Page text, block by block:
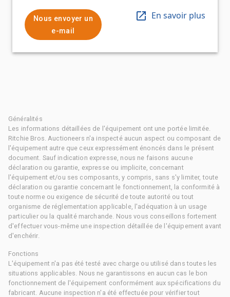
Nous envoyer un
e-mail
En savoir plus
Généralités
Les informations détaillées de l'équipement ont une portée limitée.
Ritchie Bros. Auctioneers n'a inspecté aucun aspect ou composant de
l'équipement autre que ceux expressément énoncés dans le présent
document. Sauf indication expresse, nous ne faisons aucune
déclaration ou garantie, expresse ou implicite, concernant
l'équipement et/ou ses composants, y compris, sans s'y limiter, toute
déclaration ou garantie concernant le fonctionnement, la conformité à
toute norme ou exigence de sécurité de toute autorité ou tout
organisme de réglementation applicable, l'adéquation à un usage
particulier ou la qualité marchande. Nous vous conseillons fortement
d'effectuer vous-même une inspection détaillée de l'équipement avant
d'enchérir.
Fonctions
L'équipement n'a pas été testé avec charge ou utilisé dans toutes les
situations applicables. Nous ne garantissons en aucun cas le bon
fonctionnement de l'équipement conformément aux spécifications du
fabricant. Aucune inspection n'a été effectuée pour vérifier tout